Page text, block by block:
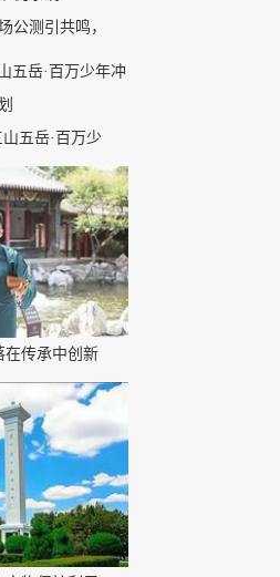
公测引共鸣，
五岳·百万少
在传承中创新